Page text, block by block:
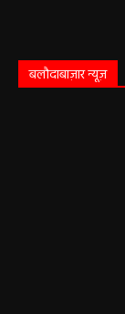
बलौदाबाज़ार न्यूज़